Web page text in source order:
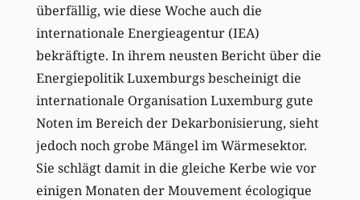
überfällig, wie diese Woche auch die
internationale Energieagentur (IEA)
bekräftigte. In ihrem neusten Bericht über die
Energiepolitik Luxemburgs bescheinigt die
internationale Organisation Luxemburg gute
Noten im Bereich der Dekarbonisierung, sieht
jedoch noch grobe Mängel im Wärmesektor.
Sie schlägt damit in die gleiche Kerbe wie vor
einigen Monaten der Mouvement écologique